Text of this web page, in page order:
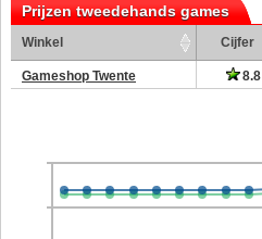
Prijzen tweedehands games
Winkel Cijfer
Gameshop Twente 8.8